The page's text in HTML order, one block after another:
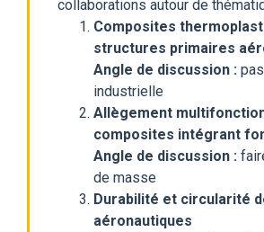
collaborations autour de
Composites
structures primaires
Angle de discussion :
industrielle
Allègement
composites intégrant
Angle de discussion :
de masse
Durabilité et circularité
aéronautiques